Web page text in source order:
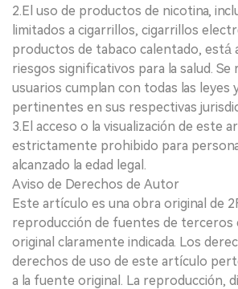
2.El uso de productos de nicotina,
limitados a cigarrillos, cigarrillos
productos de tabaco calentado, está
riesgos significativos para la salud. Se
usuarios cumplan con todas las leyes
pertinentes en sus respectivas
3.El acceso o la visualización de este
estrictamente prohibido para
alcanzado la edad legal.
Aviso de Derechos de Autor
Este artículo es una obra original de
reproducción de fuentes de terceros
original claramente indicada. Los
derechos de uso de este artículo
a la fuente original. La reproducción,